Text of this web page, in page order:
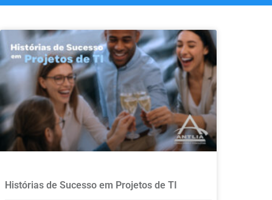
Histórias de Sucesso em Projetos de TI